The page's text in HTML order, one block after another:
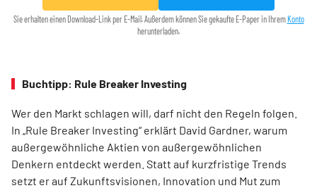
Sie erhalten einen Download-Link per E-Mail. Außerdem können Sie gekaufte E-Paper in IhremKonto
herunterladen.
Buchtipp: Rule Breaker Investing
Wer den Markt schlagen will, darf nicht den Regeln folgen.
In „Rule Breaker Investing“ erklärt David Gardner, warum
außergewöhnliche Aktien von außer­gewöhnlichen
Denkern entdeckt werden. Statt auf kurzfristige Trends
setzt er auf Zukunftsvisionen, Innovation und Mut zum